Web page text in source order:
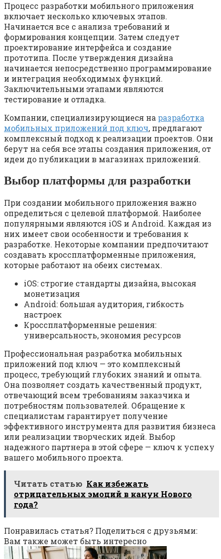
Процесс разработки мобильного приложения
включает несколько ключевых этапов.
Начинается все с анализа требований и
формирования концепции. Затем следует
проектирование интерфейса и создание
прототипа. После утверждения дизайна
начинается непосредственно программирование
и интеграция необходимых функций.
Заключительными этапами являются
тестирование и отладка.
Компании, специализирующиеся на разработка
мобильных приложений под ключ, предлагают
комплексный подход к реализации проектов. Они
берут на себя все этапы создания приложения, от
идеи до публикации в магазинах приложений.
Выбор платформы для разработки
При создании мобильного приложения важно
определиться с целевой платформой. Наиболее
популярными являются iOS и Android. Каждая из
них имеет свои особенности и требования к
разработке. Некоторые компании предпочитают
создавать кроссплатформенные приложения,
которые работают на обеих системах.
iOS: строгие стандарты дизайна, высокая
монетизация
Android: большая аудитория, гибкость
настроек
Кроссплатформенные решения:
универсальность, экономия ресурсов
Профессиональная разработка мобильных
приложений под ключ — это комплексный
процесс, требующий глубоких знаний и опыта.
Она позволяет создать качественный продукт,
отвечающий всем требованиям заказчика и
потребностям пользователей. Обращение к
специалистам гарантирует получение
эффективного инструмента для развития бизнеса
или реализации творческих идей. Выбор
надежного партнера в этой сфере — ключ к успеху
вашего мобильного проекта.
Читать статью Как избежать
отрицательных эмоций в канун Нового
года?
Понравилась статья? Поделиться с друзьями:
Вам также может быть интересно